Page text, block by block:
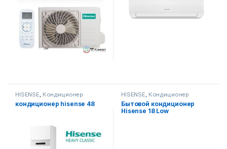
HISENSE, Кондиционер
кондиционер hisense 48
HISENSE, Кондиционер
Бытовой кондиционер
Hisense 18 Low